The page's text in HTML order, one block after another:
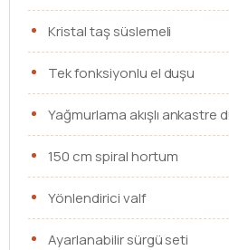
Kristal taş süslemeli
Tek fonksiyonlu el duşu
Yağmurlama akışlı ankastre
150 cm spiral hortum
Yönlendirici valf
Ayarlanabilir sürgü seti